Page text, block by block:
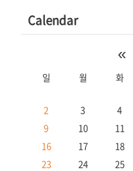
Calendar
«
일 월 화
2
3 4
9
10 11
16
17 18
23
24 25